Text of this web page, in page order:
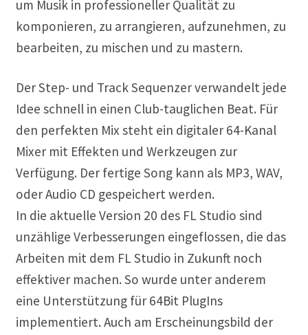
um Musik in professioneller Qualität zu
komponieren, zu arrangieren, aufzunehmen, zu
bearbeiten, zu mischen und zu mastern.
Der Step- und Track Sequenzer verwandelt jede
Idee schnell in einen Club-tauglichen Beat. Für
den perfekten Mix steht ein digitaler 64-Kanal
Mixer mit Effekten und Werkzeugen zur
Verfügung. Der fertige Song kann als MP3, WAV,
oder Audio CD gespeichert werden.
In die aktuelle Version 20 des FL Studio sind
unzählige Verbesserungen eingeflossen, die das
Arbeiten mit dem FL Studio in Zukunft noch
effektiver machen. So wurde unter anderem
eine Unterstützung für 64Bit PlugIns
implementiert. Auch am Erscheinungsbild der